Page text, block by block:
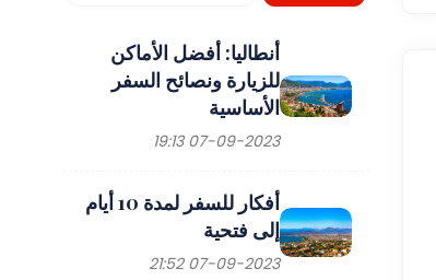
أنطاليا: أفضل الأماكن
للزيارة ونصائح السفر
الأساسية
07-09-2023 19:13
أفكار للسفر لمدة 10 أيام
إلى فتحية
07-09-2023 21:52